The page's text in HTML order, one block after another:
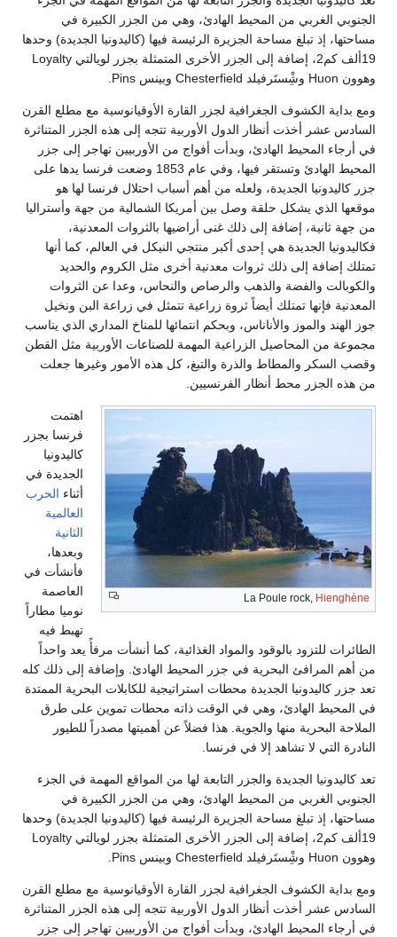
الجنوبي الغربي من المحيط الهادئ، وهي من الجزر الكبيرة في
مساحتها، إذ تبلغ مساحة الجزيرة الرئيسة فيها (كاليدونيا الجديدة) وحدها
19ألف كم2، إضافة إلى الجزر الأخرى المتمثلة بجزر لويالتي Loyalty
وهوون Huon وشِْستَرفيلد Chesterfield وبينس Pins.
ومع بداية الكشوف الجغرافية لجزر القارة الأوقيانوسية مع مطلع القرن
السادس عشر أخذت أنظار الدول الأوربية تتجه إلى هذه الجزر المتناثرة
في أرجاء المحيط الهادئ، وبدأت أفواج من الأوربيين تهاجر إلى جزر
المحيط الهادئ وتستقر فيها، وفي عام 1853 وضعت فرنسا يدها على
جزر كاليدونيا الجديدة، ولعله من أهم أسباب احتلال فرنسا لها هو
موقعها الذي يشكل حلقة وصل بين أمريكا الشمالية من جهة وأستراليا
من جهة ثانية، إضافة إلى ذلك غنى أراضيها بالثروات المعدنية،
فكاليدونيا الجديدة هي إحدى أكبر منتجي النيكل في العالم، كما أنها
تمتلك إضافة إلى ذلك ثروات معدنية أخرى مثل الكروم والحديد
والكوبالت والفضة والذهب والرصاص والنحاس، وعدا عن الثروات
المعدنية فإنها تمتلك أيضاً ثروة زراعية تتمثل في زراعة البن ونخيل
جوز الهند والموز والأناناس، وبحكم انتمائها للمناخ المداري الذي يناسب
مجموعة من المحاصيل الزراعية المهمة للصناعات الأوربية مثل القطن
وقصب السكر والمطاط والذرة والتبغ، كل هذه الأمور وغيرها جعلت
من هذه الجزر محط أنظار الفرنسيين.
La Poule rock,Hienghène
اهتمت
فرنسا بجزر
كاليدونيا
الجديدة في
أثناءالحرب
العالمية
الثانية
وبعدها،
فأنشأت في
العاصمة
نوميا مطاراً
تهبط فيه
الطائرات للتزود بالوقود والمواد الغذائية، كما أنشأت مرفأً يعد واحداً
من أهم المرافئ البحرية في جزر المحيط الهادئ. وإضافة إلى ذلك كله
تعد جزر كاليدونيا الجديدة محطات استراتيجية للكابلات البحرية الممتدة
في المحيط الهادئ، وهي في الوقت ذاته محطات تموين على طرق
الملاحة البحرية منها والجوية. هذا فضلاً عن أهميتها مصدراً للطيور
النادرة التي لا تشاهد إلا في فرنسا.
تعد كاليدونيا الجديدة والجزر التابعة لها من المواقع المهمة في الجزء
الجنوبي الغربي من المحيط الهادئ، وهي من الجزر الكبيرة في
مساحتها، إذ تبلغ مساحة الجزيرة الرئيسة فيها (كاليدونيا الجديدة) وحدها
19ألف كم2، إضافة إلى الجزر الأخرى المتمثلة بجزر لويالتي Loyalty
وهوون Huon وشِْستَرفيلد Chesterfield وبينس Pins.
ومع بداية الكشوف الجغرافية لجزر القارة الأوقيانوسية مع مطلع القرن
السادس عشر أخذت أنظار الدول الأوربية تتجه إلى هذه الجزر المتناثرة
في أرجاء المحيط الهادئ، وبدأت أفواج من الأوربيين تهاجر إلى جزر